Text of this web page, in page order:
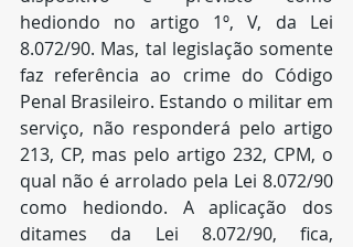
hediondo no artigo 1º, V, da Lei
8.072/90. Mas, tal legislação somente
faz referência ao crime do Código
Penal Brasileiro. Estando o militar em
serviço, não responderá pelo artigo
213, CP, mas pelo artigo 232, CPM, o
qual não é arrolado pela Lei 8.072/90
como hediondo. A aplicação dos
ditames da Lei 8.072/90, fica,